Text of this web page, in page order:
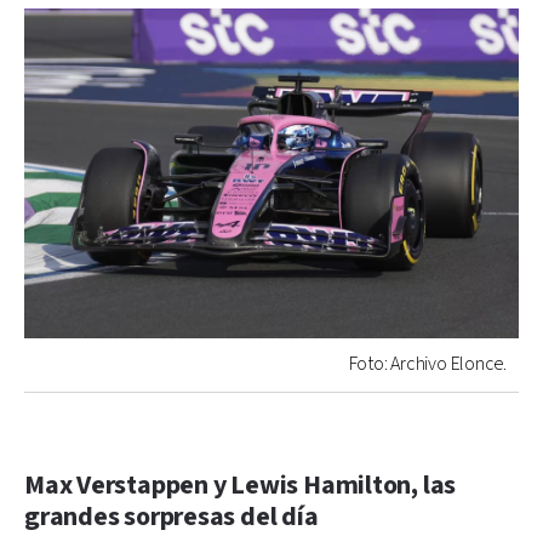
Foto: Archivo Elonce.
Max Verstappen y Lewis Hamilton, las
grandes sorpresas del día